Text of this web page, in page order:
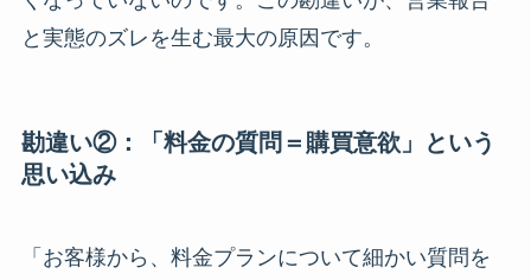
と実態のズレを生む最大の原因です。
勘違い②：「料金の質問＝購買意欲」という
思い込み
「お客様から、料金プランについて細かい質問を